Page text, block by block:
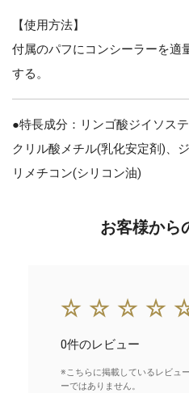
【使用方法】
付属のパフにコンシーラーを適
する。
●特長成分：リンゴ酸ジイソス
クリル酸メチル(乳化安定剤)、
リメチコン(シリコン油)
お客様から
0件のレビュー
※こちらに掲載しているレビュ
ーではありません。